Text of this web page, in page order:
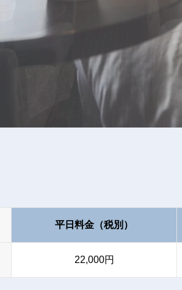
平日料金（税別）
22,000円